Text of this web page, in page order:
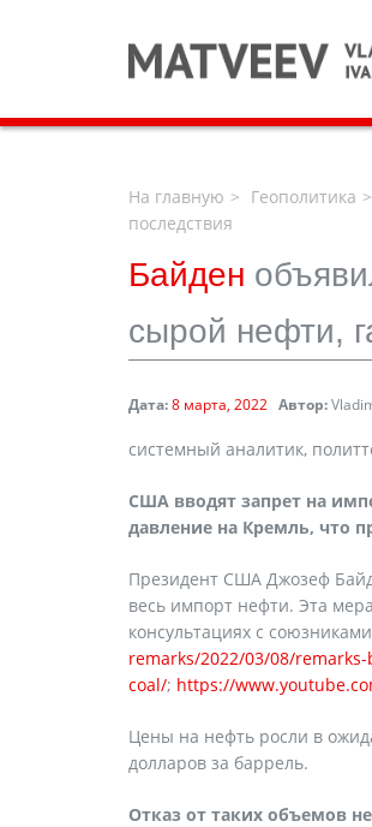
На главную Геополитика
последствия
Байден
сырой нефти,
Дата:8 марта, 2022 Автор:
системный аналитик,
США вводят запрет на
давление на Кремль, что
Президент США Джозеф
весь импорт нефти. Эта
консультациях с
remarks/2022/03/08/
coal/; https://
Цены на нефть росли в
долларов за баррель.
Отказ от таких объемов